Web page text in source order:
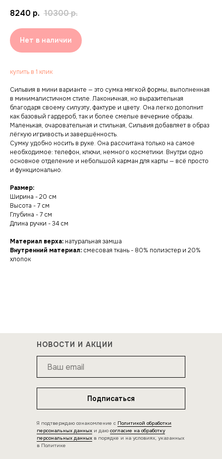
8240 р. 10300р.
Нет в наличии
купить в 1 клик
Сильвия в мини варианте — это сумка мягкой формы, выполненная
в минималистичном стиле. Лаконичная, но выразительная
благодаря своему силуэту, фактуре и цвету. Она легко дополнит
как базовый гардероб, так и более смелые вечерние образы.
Маленькая, очаровательная и стильная, Сильвия добавляет в образ
лёгкую игривость и завершённость.
Сумку удобно носить в руке. Она рассчитана только на самое
необходимое: телефон, ключи, немного косметики. Внутри одно
основное отделение и небольшой карман для карты — всё просто
и функционально.
Размер:
Ширина - 20 см
Высота - 7 см
Глубина - 7 см
Длина ручки - 34 см
Материал верха: натуральная замша
Внутренний материал: смесовая ткань - 80% полиэстер и 20%
хлопок
Подписаться
Я подтверждаю ознакомление с Политикой обработки
персональных данных и даю согласие на обработку
персональных данных в порядке и на условиях, указанных
в Политике
НОВОСТИ И АКЦИИ